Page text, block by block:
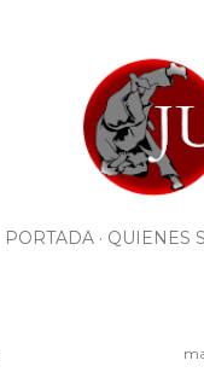
PORTADA QUIENES